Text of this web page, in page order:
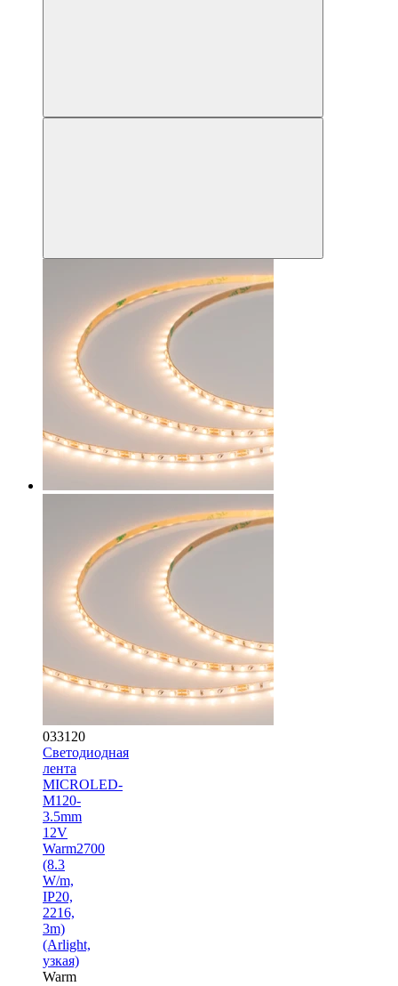
033120
Светодиодная
лента
MICROLED-
M120-
3.5mm
12V
Warm2700
(8.3
W/m,
IP20,
2216,
3m)
(Arlight,
узкая)
Warm